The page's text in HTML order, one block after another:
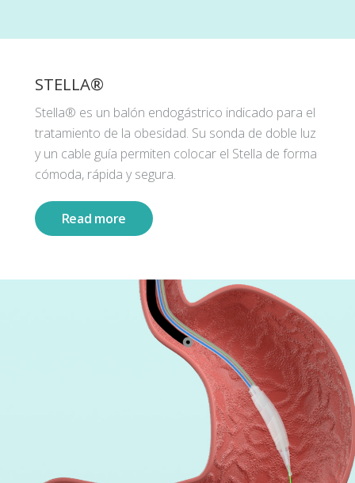
STELLA®
Stella® es un balón endogástrico indicado para el
tratamiento de la obesidad. Su sonda de doble luz
y un cable guía permiten colocar el Stella de forma
cómoda, rápida y segura.
Read more